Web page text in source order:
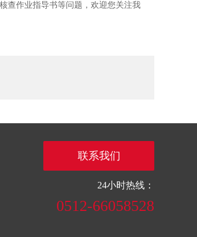
查作业指导书等问题，欢迎您关注我
联系我们
24小时热线：
0512-66058528